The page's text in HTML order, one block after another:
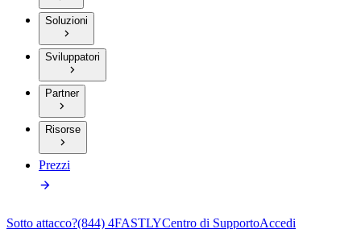
Soluzioni
Sviluppatori
Partner
Risorse
Prezzi
Sotto attacco?(844) 4FASTLYCentro di SupportoAccedi